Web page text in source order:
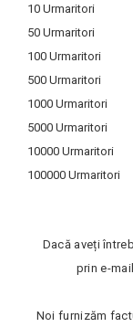
10 Urmaritori
50 Urmaritori
100 Urmaritori
500 Urmaritori
1000 Urmaritori
5000 Urmaritori
10000 Urmaritori
100000 Urmaritori
Dacă aveți
prin e-
Noi furnizăm